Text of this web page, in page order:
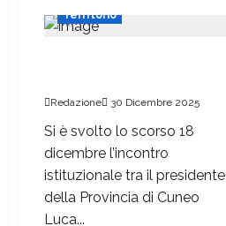
Territorio
Redazione 30 Dicembre 2025
Si è svolto lo scorso 18
dicembre l’incontro
istituzionale tra il presidente
della Provincia di Cuneo
Luca...